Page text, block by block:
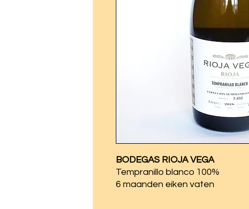
BODEGAS RIOJA VEGA
Tempranillo blanco 100%
6 maanden eiken vaten